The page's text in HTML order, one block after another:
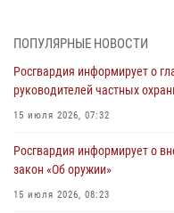
Росгвардии для ивановской
27 июля 2026, 14:10
занятие с вопитанниками
27 июля 2026, 12:56
ПОПУЛЯРНЫЕ НОВОСТИ
Росгвардия информирует о
руководителей частных
15 июля 2026, 07:32
Росгвардия информирует о
закон «Об оружии»
15 июля 2026, 08:23